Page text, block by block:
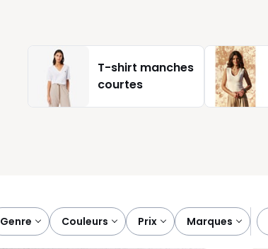
T-shirt manches
courtes
genre couleurs prix marques